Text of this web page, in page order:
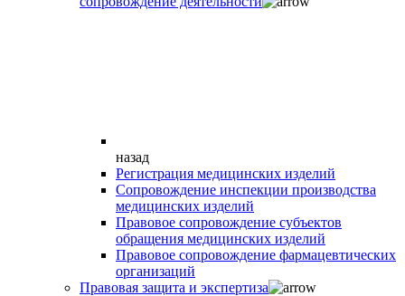
назад
Регистрация медицинских изделий
Сопровождение инспекции производства
медицинских изделий
Правовое сопровождение субъектов
обращения медицинских изделий
Правовое сопровождение фармацевтических
организаций
Правовая защита и экспертиза